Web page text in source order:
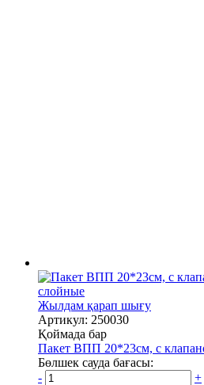
Жылдам қарап шығу
Артикул: 250030
Қоймада бар
Пакет ВПП 20*23см, с
Бөлшек сауда бағасы:
-
+